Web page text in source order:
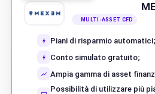
MULTI-ASSET CFD
Piani di risparmio automatici;
Conto simulato gratuito;
Ampia gamma di asset
Possibilità di utilizzare più